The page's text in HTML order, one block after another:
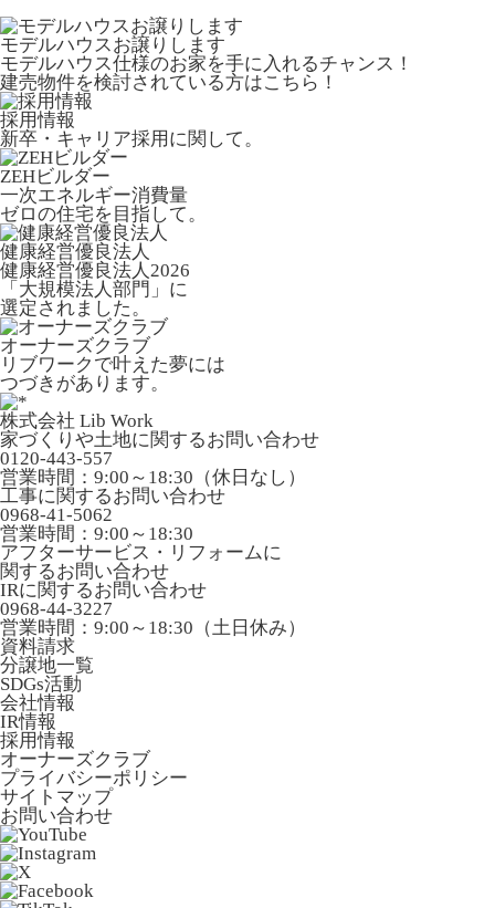
モデルハウスお譲りします
モデルハウス仕様のお家を手に入れるチャンス！
建売物件を検討されている方はこちら！
採用情報
新卒・キャリア採用に関して。
ZEHビルダー
一次エネルギー消費量
ゼロの住宅を目指して。
健康経営優良法人
健康経営優良法人2026
「大規模法人部門」に
選定されました。
オーナーズクラブ
リブワークで叶えた夢には
つづきがあります。
株式会社 Lib Work
家づくりや土地に関するお問い合わせ
0120-443-557
営業時間：9:00～18:30（休日なし）
工事に関するお問い合わせ
0968-41-5062
営業時間：9:00～18:30
アフターサービス・リフォームに
関するお問い合わせ
IRに関するお問い合わせ
0968-44-3227
営業時間：9:00～18:30（土日休み）
資料請求
分譲地一覧
SDGs活動
会社情報
IR情報
採用情報
オーナーズクラブ
プライバシーポリシー
サイトマップ
お問い合わせ